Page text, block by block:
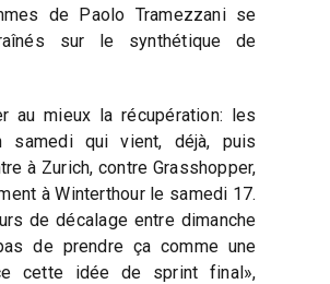
de Paolo Tramezzani se
sur le synthétique de
au mieux la récupération: les
samedi qui vient, déjà, puis
à Zurich, contre Grasshopper,
à Winterthour le samedi 17.
de décalage entre dimanche
de prendre ça comme une
cette idée de sprint final»,